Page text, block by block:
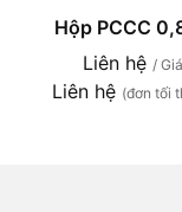
Hộp PCCC
Liên hệ / Giá
Liên hệ (đơn tối